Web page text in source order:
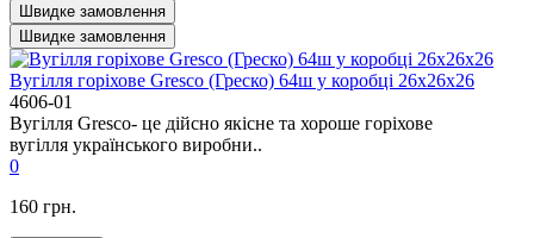
Швидке замовлення
Швидке замовлення
Вугілля горіхове Gresco (Греско) 64ш у коробці 26x26x26
4606-01
Вугілля Gresco- це дійсно якісне та хороше горіхове
вугілля українського виробни..
0
160 грн.